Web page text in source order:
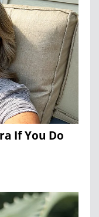
If You Do